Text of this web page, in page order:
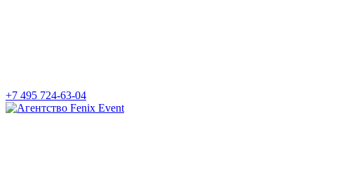
+7 495 724-63-04
Агентство